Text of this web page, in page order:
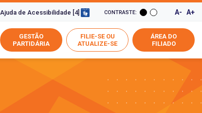
Ajuda de Acessibilidade [4] CONTRASTE: A- A+
GESTÃO
PARTIDÁRIA
FILIE-SE OU
ATUALIZE-SE
ÁREA DO
FILIADO